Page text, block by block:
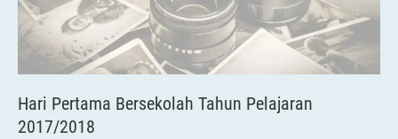
Hari Pertama Bersekolah Tahun Pelajaran
2017/2018